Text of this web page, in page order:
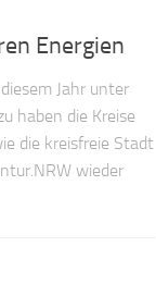
Energien
Jahr unter
haben die Kreise
die kreisfreie Stadt
wieder